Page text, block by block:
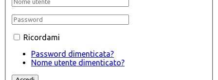
Ricordami
Password dimenticata?
Nome utente dimenticato?